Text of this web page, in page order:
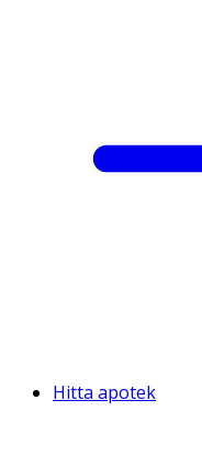
Hitta apotek